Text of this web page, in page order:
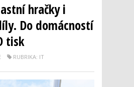
hračky i
Do domácností
tisk
RUBRIKA: IT